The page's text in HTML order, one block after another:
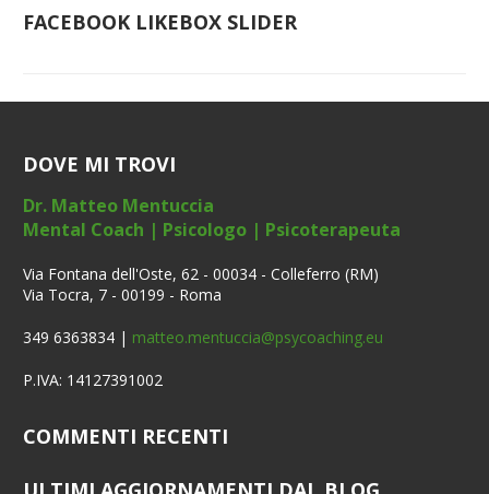
FACEBOOK LIKEBOX SLIDER
DOVE MI TROVI
Dr. Matteo Mentuccia
Mental Coach | Psicologo | Psicoterapeuta
Via Fontana dell'Oste, 62 - 00034 - Colleferro (RM)
Via Tocra, 7 - 00199 - Roma
349 6363834 | matteo.mentuccia@psycoaching.eu
P.IVA: 14127391002
COMMENTI RECENTI